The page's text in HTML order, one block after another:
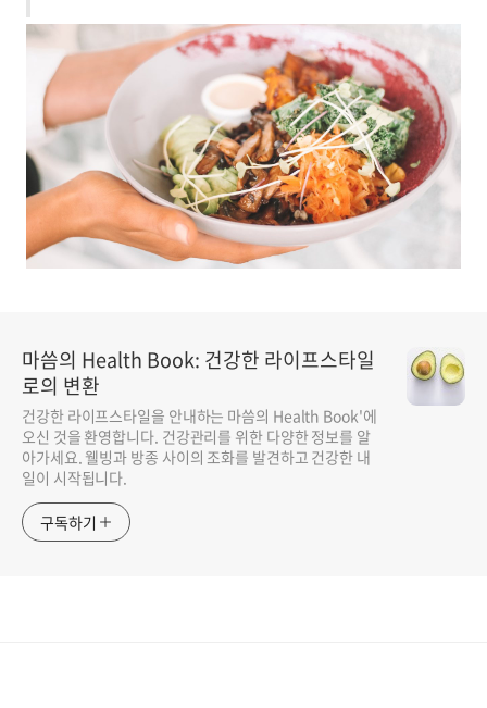
마씀의 Health Book: 건강한 라이프스타일
로의 변환
건강한 라이프스타일을 안내하는 마씀의 Health Book'에
오신 것을 환영합니다. 건강관리를 위한 다양한 정보를 알
아가세요. 웰빙과 방종 사이의 조화를 발견하고 건강한 내
일이 시작됩니다.
구독하기